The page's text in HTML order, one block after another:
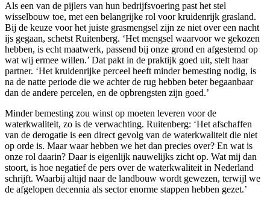
Als een van de pijlers van hun bedrijfsvoering past het stel
wisselbouw toe, met een belangrijke rol voor kruidenrijk grasland.
Bij de keuze voor het juiste grasmengsel zijn ze niet over een nacht
ijs gegaan, schetst Ruitenberg. ‘Het mengsel waarvoor we gekozen
hebben, is echt maatwerk, passend bij onze grond en afgestemd op
wat wij ermee willen.’ Dat pakt in de praktijk goed uit, stelt haar
partner. ‘Het kruidenrijke perceel heeft minder bemesting nodig, is
na de natte periode die we achter de rug hebben beter begaanbaar
dan de andere percelen, en de opbrengsten zijn goed.’
Minder bemesting zou winst op moeten leveren voor de
waterkwaliteit, zo is de verwachting. Ruitenberg: ‘Het afschaffen
van de derogatie is een direct gevolg van de waterkwaliteit die niet
op orde is. Maar waar hebben we het dan precies over? En wat is
onze rol daarin? Daar is eigenlijk nauwelijks zicht op. Wat mij dan
stoort, is hoe negatief de pers over de waterkwaliteit in Nederland
schrijft. Waarbij altijd naar de landbouw wordt gewezen, terwijl we
de afgelopen decennia als sector enorme stappen hebben gezet.’